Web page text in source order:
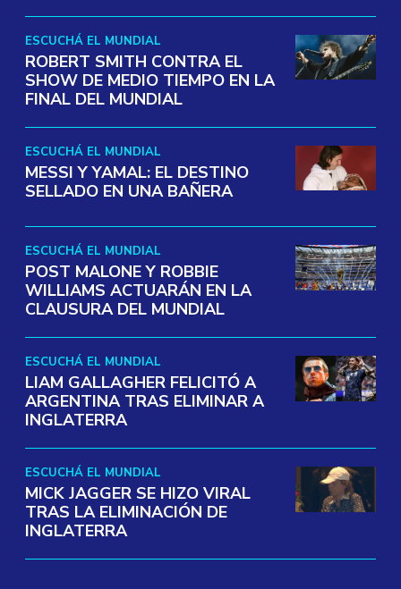
ESCUCHÁ EL MUNDIAL
ROBERT SMITH CONTRA EL
SHOW DE MEDIO TIEMPO EN LA
FINAL DEL MUNDIAL
ESCUCHÁ EL MUNDIAL
MESSI Y YAMAL: EL DESTINO
SELLADO EN UNA BAÑERA
ESCUCHÁ EL MUNDIAL
POST MALONE Y ROBBIE
WILLIAMS ACTUARÁN EN LA
CLAUSURA DEL MUNDIAL
ESCUCHÁ EL MUNDIAL
LIAM GALLAGHER FELICITÓ A
ARGENTINA TRAS ELIMINAR A
INGLATERRA
ESCUCHÁ EL MUNDIAL
MICK JAGGER SE HIZO VIRAL
TRAS LA ELIMINACIÓN DE
INGLATERRA